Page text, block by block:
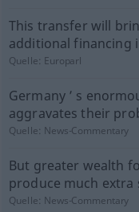
This transfer will
additional financing
Quelle: Europarl
Germany ’ s
aggravates their
Quelle: News-Commentary
But greater wealth
produce much extra
Quelle: News-Commentary